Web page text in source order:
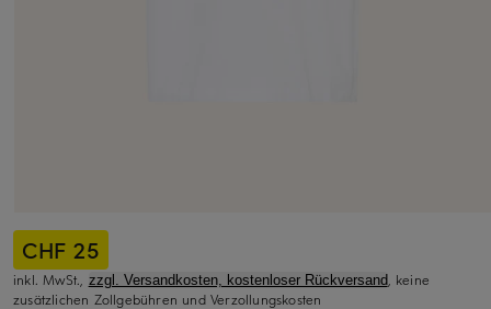
CHF 25
inkl. MwSt., zzgl. Versandkosten, kostenloser Rückversand, keine
zusätzlichen Zollgebühren und Verzollungskosten